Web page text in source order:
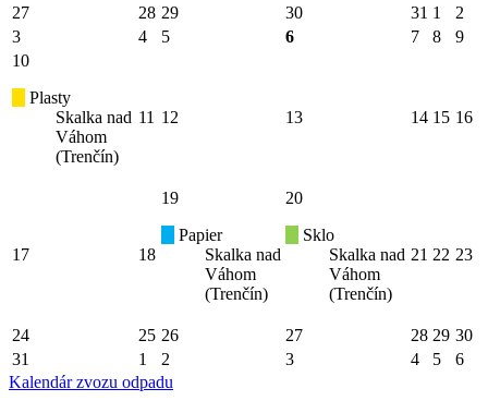
27
28 29 30 31 1
2
3
4 5 6 7 8
9
10
Plasty
Skalka nad
Váhom
(Trenčín)
11 12 13 14 15 16
17 18
19
Papier
Skalka nad
Váhom
(Trenčín)
20
Sklo
Skalka nad
Váhom
(Trenčín)
21 22 23
24 25 26 27 28 29 30
31
1 2 3 4 5
6
Kalendár zvozu odpadu